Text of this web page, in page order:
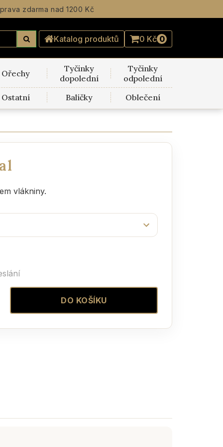
zdarma nad 1200 Kč
Katalog produktů 0 Kč 0
Ořechy
Tyčinky
dopolední
Tyčinky
odpolední
Ostatní
Balíčky Oblečení
vlákniny.
DO KOŠÍKU